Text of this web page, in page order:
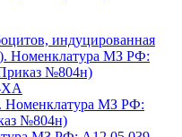
индуцированная
Номенклатура МЗ РФ:
№804н)
ХА
Номенклатура МЗ РФ:
№804н)